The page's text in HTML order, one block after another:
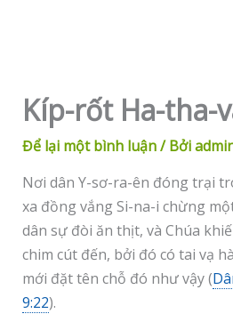
Kíp-rốt Ha-tha-
Để lại một bình luận/ Bởi
Nơi dân Y-sơ-ra-ên đóng trại
xa đồng vắng Si-na-i chừng
dân sự đòi ăn thịt, và Chúa
chim cút đến, bởi đó có tai vạ
mới đặt tên chỗ đó như vậy (
9:22).